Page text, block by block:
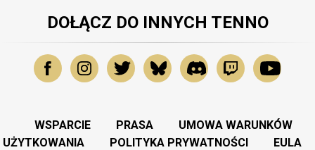
DOŁĄCZ DO INNYCH TENNO
WSPARCIE PRASA
UMOWA WARUNKÓW
UŻYTKOWANIA
POLITYKA PRYWATNOŚCI
EULA